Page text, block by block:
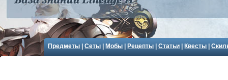
Предметы |Сеты Мобы Рецепты |Статьи Квесты |